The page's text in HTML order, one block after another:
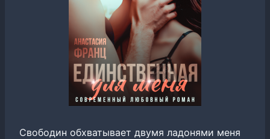
Свободин обхватывает двумя ладонями меня